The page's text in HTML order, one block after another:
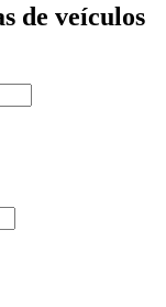
de veículos